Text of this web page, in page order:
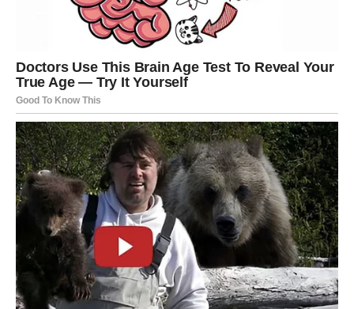
Stezanje u grudima
Povišen krvni pritisak
Ovi simptomi mogu biti indikatori da cirkulacija nije u
optimalnom stanju, a ako se ne prepoznaju na vreme,
mogu dovesti do ozbiljnijih problema sa zdravljem.
Kako se možete zaštititi i smanjiti rizik od tromboze?
Jedan od najvažnijih koraka je da se pobrinete za
dovoljnu hidrataciju.
Pijte dovoljno vode
, najmanje 1,5 do
2 litra dnevno, kako biste osigurali da krv bude dovoljno
tečna i da se lakše kreće kroz vaše vene. Takođe, važno